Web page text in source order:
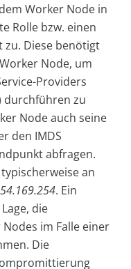
Worker Node in
Rolle bzw. einen
zu. Diese benötigt
Node, um
Providers
durchführen zu
Node auch seine
den IMDS
abfragen.
an
. Ein
die
im Falle einer
Die